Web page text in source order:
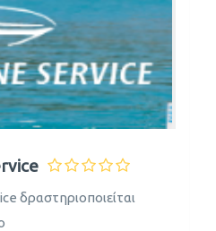
δραστηριοποιείται